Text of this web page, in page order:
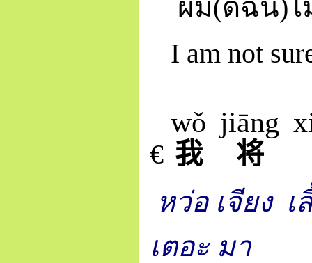
ผม(ดิฉัน)ไ
I am not
€ 我
wǒ
将
jiāng
หว่อ เจียง เ
เตอะ มา